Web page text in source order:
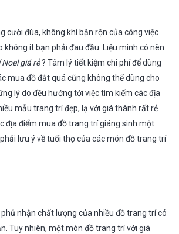
cười đùa, không khí bận rộn của công việc
không ít bạn phải đau đầu. Liệu mình có nên
giá rẻ? Tâm lý tiết kiệm chi phí để dùng
mua đồ đắt quá cũng không thể dùng cho
lý do đều hướng tới việc tìm kiếm các địa
mẫu trang trí đẹp, lạ với giá thành rất rẻ
địa điểm mua đồ trang trí giáng sinh một
lưu ý về tuổi thọ của các món đồ trang trí
nhận chất lượng của nhiều đồ trang trí có
Tuy nhiên, một món đồ trang trí với giá